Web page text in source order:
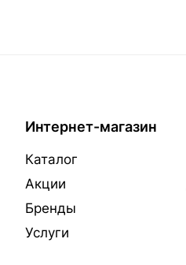
Интернет-магазин
Каталог
Акции
Бренды
Услуги